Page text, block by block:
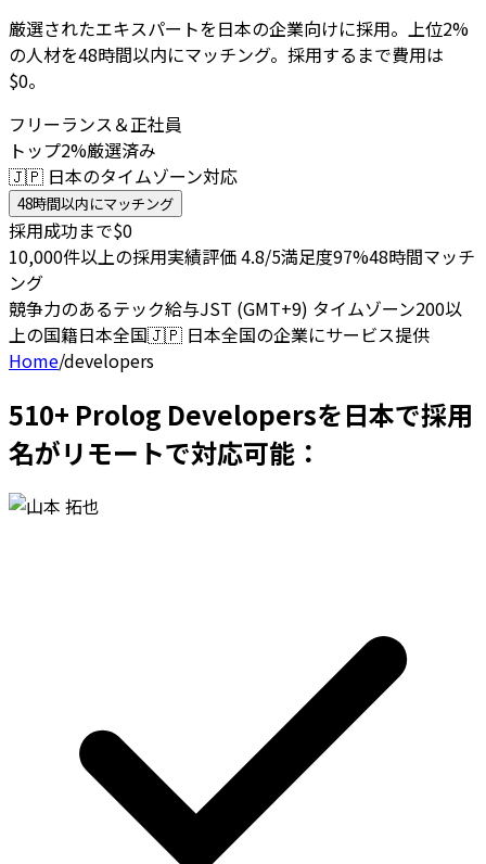
厳選されたエキスパートを日本の企業向けに採用。上位2%
の人材を48時間以内にマッチング。採用するまで費用は
$0。
フリーランス＆正社員
トップ2%厳選済み
🇯🇵 日本のタイムゾーン対応
48時間以内にマッチング
採用成功まで$0
10,000件以上の採用実績評価 4.8/5満足度97%48時間マッチ
ング
競争力のあるテック給与JST (GMT+9) タイムゾーン200以
上の国籍日本全国🇯🇵 日本全国の企業にサービス提供
Home/developers
510+ Prolog Developersを日本で採用
名がリモートで対応可能：